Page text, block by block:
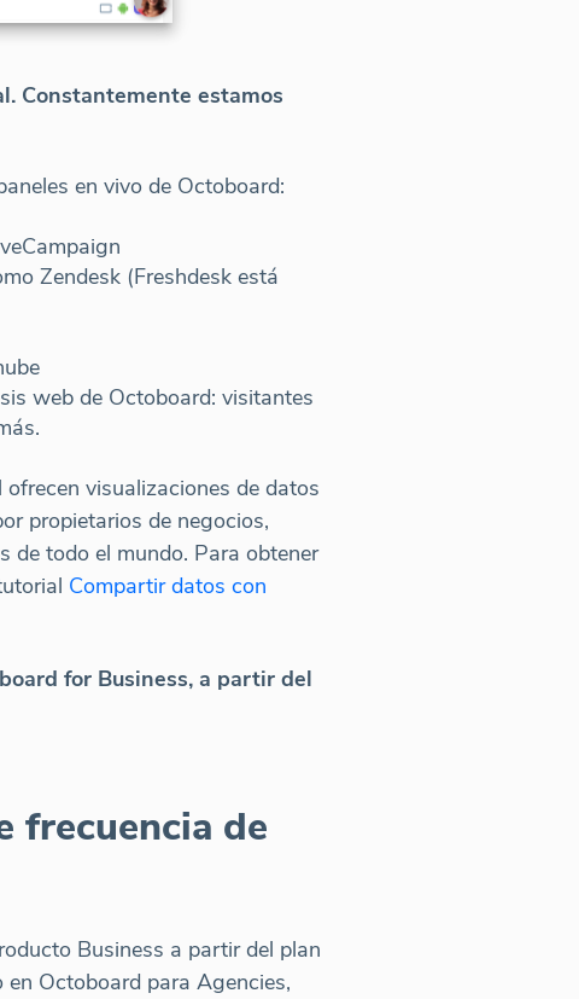
Constantemente estamos
en vivo de Octoboard:
Zendesk (Freshdesk está
web de Octoboard: visitantes
visualizaciones de datos
propietarios de negocios,
de todo el mundo. Para obtener
Compartir datos con
for Business, a partir del
frecuencia de
Business a partir del plan
Octoboard para Agencies,